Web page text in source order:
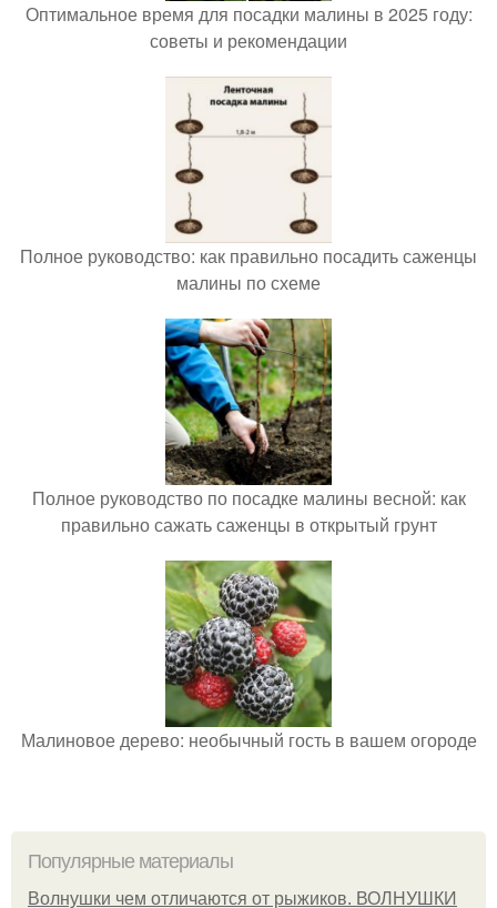
Оптимальное время для посадки малины в 2025 году:
советы и рекомендации
Полное руководство: как правильно посадить саженцы
малины по схеме
Полное руководство по посадке малины весной: как
правильно сажать саженцы в открытый грунт
Малиновое дерево: необычный гость в вашем огороде
Популярные материалы
Волнушки чем отличаются от рыжиков. ВОЛНУШКИ